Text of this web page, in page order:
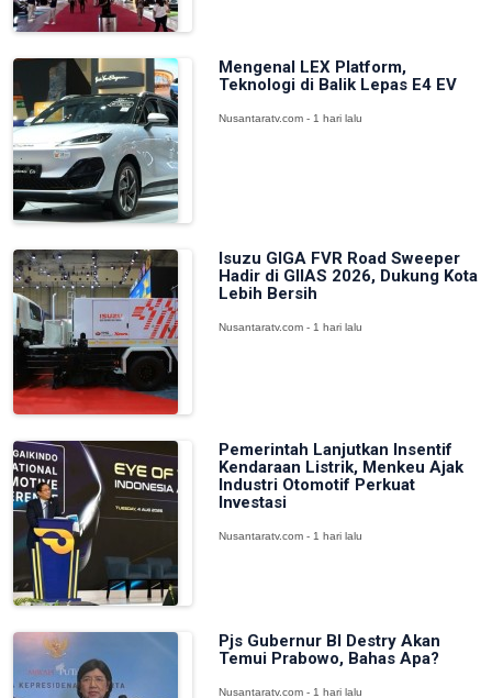
Mengenal LEX Platform,
Teknologi di Balik Lepas E4 EV
Nusantaratv.com - 1 hari lalu
Isuzu GIGA FVR Road Sweeper
Hadir di GIIAS 2026, Dukung Kota
Lebih Bersih
Nusantaratv.com - 1 hari lalu
Pemerintah Lanjutkan Insentif
Kendaraan Listrik, Menkeu Ajak
Industri Otomotif Perkuat
Investasi
Nusantaratv.com - 1 hari lalu
Pjs Gubernur BI Destry Akan
Temui Prabowo, Bahas Apa?
Nusantaratv.com - 1 hari lalu